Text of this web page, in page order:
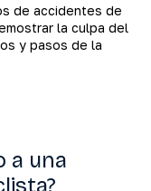
de accidentes de
la culpa del
y pasos de la
a una